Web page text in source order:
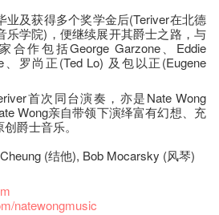
业及获得多个奖学金后(Teriver在北德
乐学院)，便继续展开其爵士之路，与
合作包括George Garzone、Eddie
、罗尚正(Ted Lo) 及包以正(Eugene
首次同台演奏，亦是Nate Wong
Wong亲自带领下演绎富有幻想、充
爵士音乐。
(结他), Bob Mocarsky (风琴)
natewongmusic